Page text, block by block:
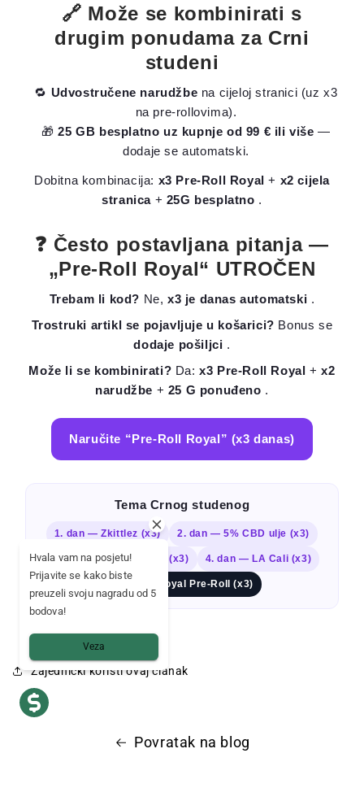
🔗 Može se kombinirati s
drugim ponudama za Crni
studeni
🔁 Udvostručene narudžbe na cijeloj stranici (uz x3
na pre-rollovima).
🎁25 GB besplatno uz kupnje od 99 € ili više —
dodaje se automatski.
Dobitna kombinacija: x3 Pre-Roll Royal + x2 cijela
stranica+ 25G besplatno .
❓ Često postavljana pitanja —
„Pre-Roll Royal“ UTROČEN
Trebam li kod? Ne, x3 je danas automatski .
Trostruki artikl se pojavljuje u košarici? Bonus se
dodaje pošiljci .
Može li se kombinirati? Da:x3 Pre-Roll Royal +x2
narudžbe + 25 G ponuđeno .
Naručite “Pre-Roll Royal” (x3 danas)
Tema Crnog studenog
1. dan — Zkittlez (x3) 2. dan — 5% CBD ulje (x3)
3. dan — Le Mousseux (x3) 4. dan — LA Cali (x3)
5. dan — Royal Pre-Roll (x3)
Zajednički koristi ovaj članak
Povratak na blog
Hvala vam na posjetu!
Prijavite se kako biste
preuzeli svoju nagradu od 5
bodova!
Veza